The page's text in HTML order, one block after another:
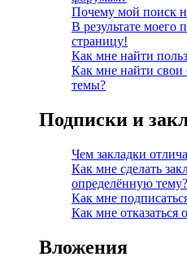
Почему мой поиск
В результате моего
страницу!
Как мне найти
Как мне найти
темы?
Подписки и
Чем закладки
Как мне сделать
определённую тему?
Как мне
Как мне отказаться
Вложения